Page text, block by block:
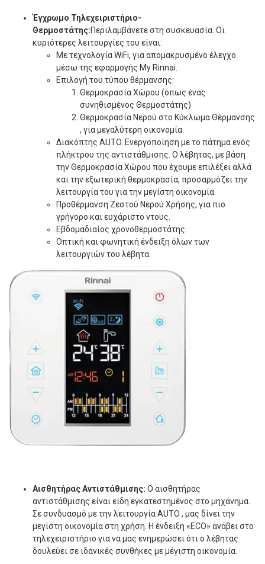
Έγχρωμο Τηλεχειριστήριο-
Θερμοστάτης:Περιλαμβάνετε στη συσκευασία. Οι
κυριότερες λειτουργίες του είναι:
Με τεχνολογία WiFi, για απομακρυσμένο έλεγχο
μέσω της εφαρμογής My Rinnai.
Επιλογή του τύπου θέρμανσης:
Θερμοκρασία Χώρου (όπως ένας
συνηθισμένος Θερμοστάτης)
Θερμοκρασία Νερού στο Κύκλωμα Θέρμανσης
, για μεγαλύτερη οικονομία.
Διακόπτης AUTO. Ενεργοποίηση με το πάτημα ενός
πλήκτρου της αντιστάθμισης. Ο λέβητας, με βάση
την Θερμοκρασία Χώρου που έχουμε επιλέξει αλλά
και την εξωτερική θερμοκρασία, προσαρμόζει την
λειτουργία του για την μεγίστη οικονομία.
Προθέρμανση Ζεστού Νερού Χρήσης, για πιο
γρήγορο και ευχάριστο ντους.
Εβδομαδιαίος χρονοθερμοστάτης.
Οπτική και φωνητική ένδειξη όλων των
λειτουργιών του λέβητα.
Αισθητήρας Αντιστάθμισης: Ο αισθητήρας
αντιστάθμισης είναι είδη εγκατεστημένος στο μηχάνημα.
Σε συνδυασμό με την λειτουργία AUTO , μας δίνει την
μεγίστη οικονομία στη χρήση. Η ένδειξη «ECO» ανάβει στο
τηλεχειριστήριο για να μας ενημερώσει ότι ο λέβητας
δουλεύει σε ιδανικές συνθήκες με μέγιστη οικονομία.